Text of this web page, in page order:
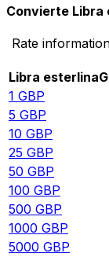
Convierte Libra
Rate
Libra esterlina
1 GBP
5 GBP
10 GBP
25 GBP
50 GBP
100 GBP
500 GBP
1000 GBP
5000 GBP